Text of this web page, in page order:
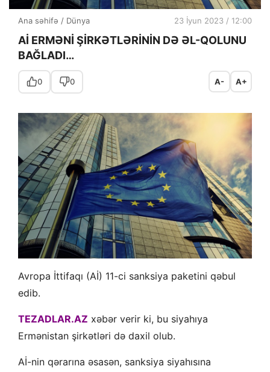
Ana səhifə / Dünya 23 İyun 2023 / 12:00
Aİ ERMƏNİ ŞİRKƏTLƏRİNİN DƏ ƏL-QOLUNU
BAĞLADI…
0 0 A- A+
Avropa İttifaqı (Aİ) 11-ci sanksiya paketini qəbul
edib.
TEZADLAR.AZ xəbər verir ki, bu siyahıya
Ermənistan şirkətləri də daxil olub.
Aİ-nin qərarına əsasən, sanksiya siyahısına